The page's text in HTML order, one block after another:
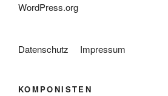
WordPress.org
Datenschutz Impressum
KOMPONISTEN